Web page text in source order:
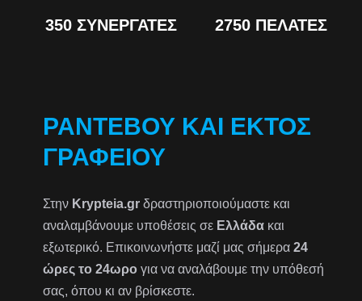
350 ΣΥΝΕΡΓΆΤΕΣ 2750 ΠΕΛΆΤΕΣ
ΡΑΝΤΕΒΟΎ ΚΑΙ ΕΚΤΌΣ
ΓΡΑΦΕΊΟΥ
Στην Krypteia.gr δραστηριοποιούμαστε και
αναλαμβάνουμε υποθέσεις σε Ελλάδα και
εξωτερικό. Επικοινωνήστε μαζί μας σήμερα24
ώρες το 24ωρο για να αναλάβουμε την υπόθεσή
σας, όπου κι αν βρίσκεστε.